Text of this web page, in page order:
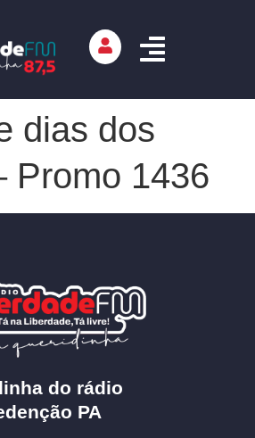
dias dos
Promo 1436
do rádio
PA